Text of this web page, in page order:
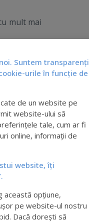
mult mai
Chiar
mai
noastră
de
a atenua
exfolierea
inclus
tărie.
Suntem transparenți
urile în funcție de
de un website pe
website-ului să
tale, cum ar fi
online, informații de
website, îți
opțiune,
pe website-ul nostru
Dacă dorești să